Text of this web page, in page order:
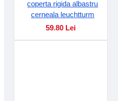
coperta rigida albastru
cerneala leuchtturm
59.80 Lei